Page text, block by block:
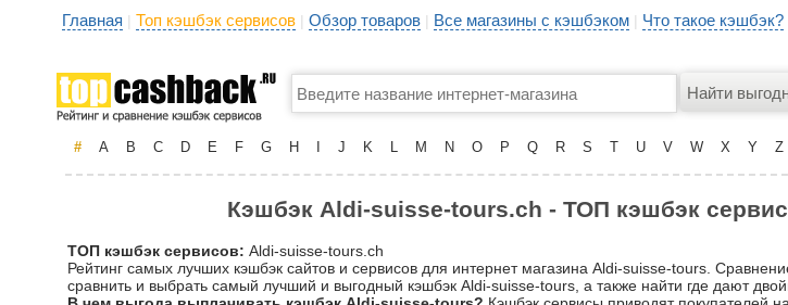
Главная | Топ кэшбэк сервисов | Обзор товаров | Все магазины с кэшбэком | Что такое кэшбэк?
# A B C D E F G H J K L M N O P Q R S T U V W X Y Z
Кэшбэк Aldi-suisse-tours.ch - ТОП кэшбэк
ТОП кэшбэк сервисов: Aldi-suisse-tours.ch
Рейтинг самых лучших кэшбэк сайтов и сервисов для интернет магазина Aldi-suisse-tours.
сравнить и выбрать самый лучший и выгодный кэшбэк Aldi-suisse-tours, а также найти где дают